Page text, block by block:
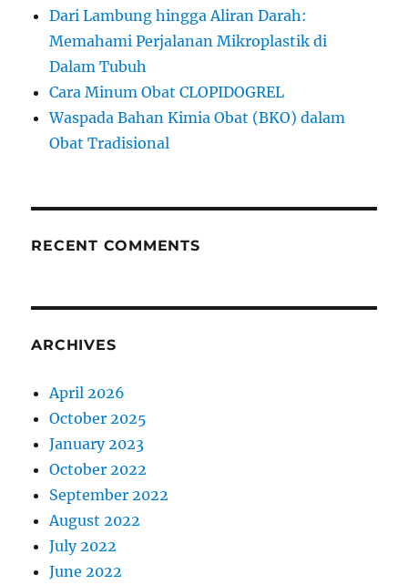
Dari Lambung hingga Aliran Darah:
Memahami Perjalanan Mikroplastik di
Dalam Tubuh
Cara Minum Obat CLOPIDOGREL
Waspada Bahan Kimia Obat (BKO) dalam
Obat Tradisional
RECENT COMMENTS
ARCHIVES
April 2026
October 2025
January 2023
October 2022
September 2022
August 2022
July 2022
June 2022